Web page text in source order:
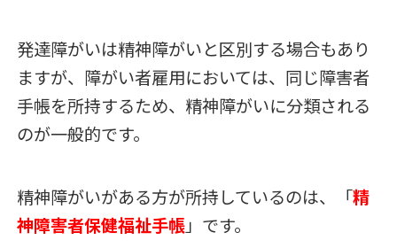
発達障がいは精神障がいと区別する場合もあり
ますが、障がい者雇用においては、同じ障害者
手帳を所持するため、精神障がいに分類される
のが一般的です。
精神障がいがある方が所持しているのは、「精
神障害者保健福祉手帳 」です。